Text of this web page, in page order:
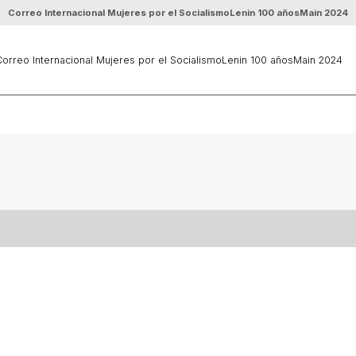
Correo Internacional Mujeres por el SocialismoLenin 100 añosMain 2024
Internacional Mujeres por el SocialismoLenin 100 añosMain 2024